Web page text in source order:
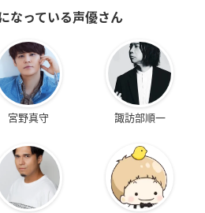
なっている声優さん
宮野真守 諏訪部順一